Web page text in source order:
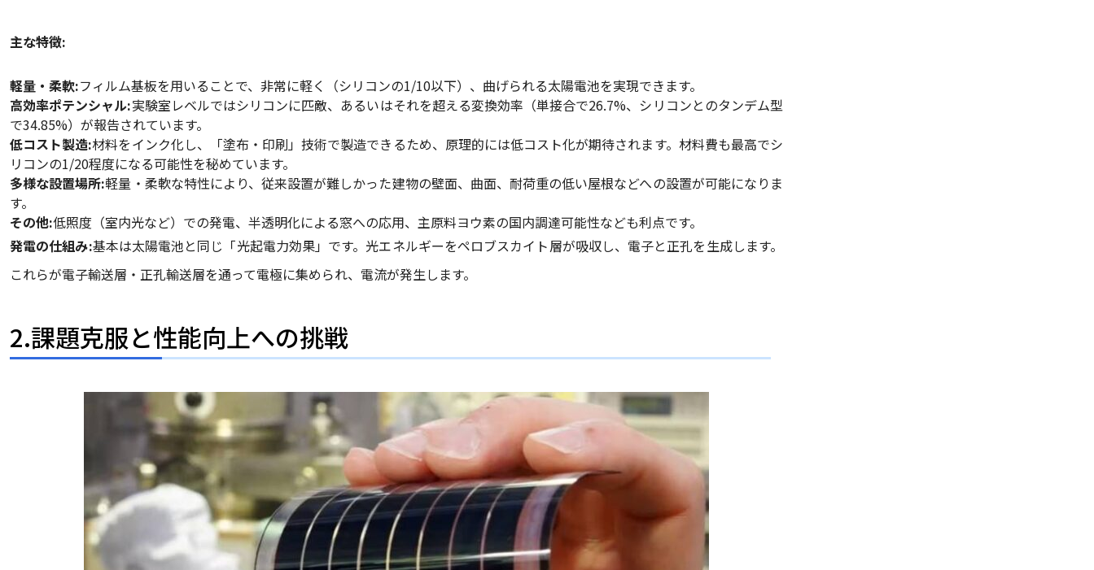
主な特徴:
軽量・柔軟:フィルム基板を用いることで、非常に軽く（シリコンの1/10以下）、曲げられる太陽電池を実現できます。
高効率ポテンシャル:実験室レベルではシリコンに匹敵、あるいはそれを超える変換効率（単接合で26.7%、シリコンとのタンデム型
で34.85%）が報告されています。
低コスト製造:材料をインク化し、「塗布・印刷」技術で製造できるため、原理的には低コスト化が期待されます。材料費も最高でシ
リコンの1/20程度になる可能性を秘めています。
多様な設置場所:軽量・柔軟な特性により、従来設置が難しかった建物の壁面、曲面、耐荷重の低い屋根などへの設置が可能になりま
す。
その他:低照度（室内光など）での発電、半透明化による窓への応用、主原料ヨウ素の国内調達可能性なども利点です。
発電の仕組み:基本は太陽電池と同じ「光起電力効果」です。光エネルギーをペロブスカイト層が吸収し、電子と正孔を生成します。
これらが電子輸送層・正孔輸送層を通って電極に集められ、電流が発生します。
2.課題克服と性能向上への挑戦